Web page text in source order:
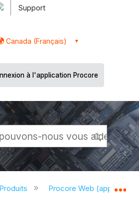
Support
Canada (Français)
à l'application Procore
réduire la hiérarchie
Produits Procore Web